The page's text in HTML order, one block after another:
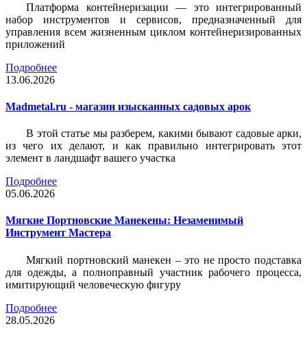
Платформа контейнеризации — это интегрированный
набор инструментов и сервисов, предназначенный для
управления всем жизненным циклом контейнеризированных
приложений
Подробнее
13.06.2026
Madmetal.ru - магазин изысканных садовых арок
В этой статье мы разберем, какими бывают садовые арки,
из чего их делают, и как правильно интегрировать этот
элемент в ландшафт вашего участка
Подробнее
05.06.2026
Мягкие Портновские Манекены: Незаменимый
Инструмент Мастера
Мягкий портновский манекен – это не просто подставка
для одежды, а полноправный участник рабочего процесса,
имитирующий человеческую фигуру
Подробнее
28.05.2026